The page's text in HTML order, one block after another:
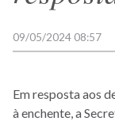
09/05/2024 08:57
Em resposta aos
à enchente, a